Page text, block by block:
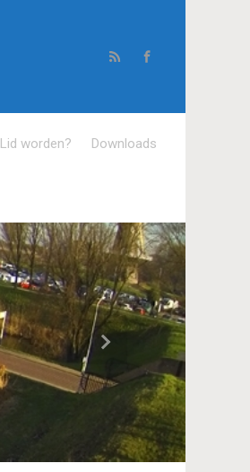
Lid worden? Downloads
Volgende